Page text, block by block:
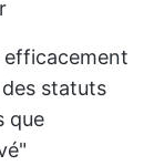
efficacement
statuts
que